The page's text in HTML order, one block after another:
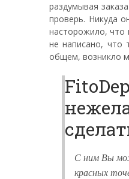
раздумывая
проверь. Никуда
насторожило, что
не написано, что
общем, возникло
С ним Вы
красных